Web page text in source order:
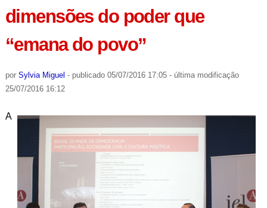
dimensões do poder que
“emana do povo”
por Sylvia Miguel - publicado05/07/2016 17:05 - última modificação
25/07/2016 16:12
A